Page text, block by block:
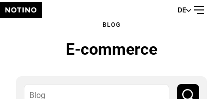
DE
BLOG
E-commerce